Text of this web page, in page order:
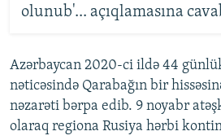
olunub'... açıqlamasına
Azərbaycan 2020-ci ildə 44
nəticəsində Qarabağın bir
nəzarəti bərpa edib. 9 noyabr
olaraq regiona Rusiya hərbi